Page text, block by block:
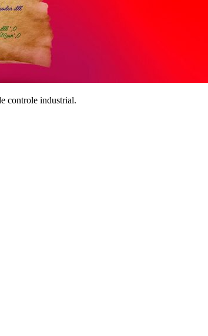
controle industrial.